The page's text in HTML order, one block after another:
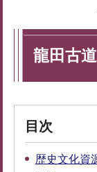
龍田古道
目次
歴史文化資